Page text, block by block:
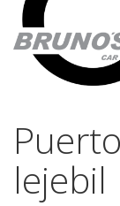
lejebil